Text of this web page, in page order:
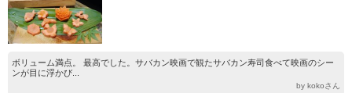
ボリューム満点。 最高でした。サバカン映画で観たサバカン寿司食べて映画のシー
ンが目に浮かび...
by kokoさん